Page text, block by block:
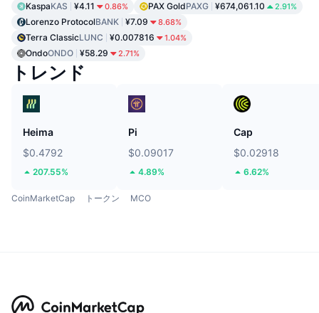
KaspaKAS ¥4.11 0.86% PAX GoldPAXG ¥674,061.10 2.91%
Lorenzo ProtocolBANK ¥7.09 8.68%
Terra ClassicLUNC ¥0.007816 1.04%
OndoONDO ¥58.29 2.71%
トレンド
Heima
$0.4792
207.55%
Pi
$0.09017
4.89%
Cap
$0.02918
6.62%
CoinMarketCap トークン MCO